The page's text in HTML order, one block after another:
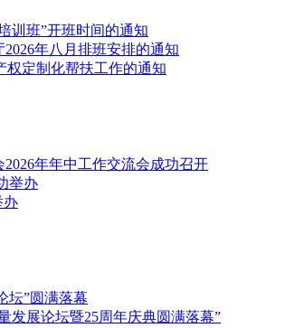
训班”开班时间的通知
年八月排班安排的通知
权定制化帮扶工作的通知
年年中工作交流会成功召开
举办
办
坛”圆满落幕
发展论坛暨25周年庆典圆满落幕”